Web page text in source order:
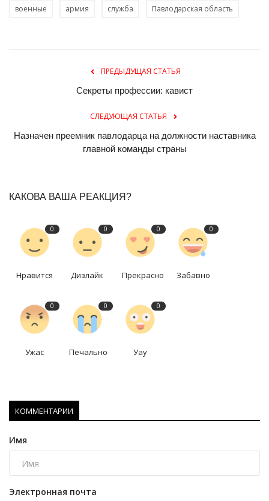
военные армия служба Павлодарская область
ПРЕДЫДУЩАЯ СТАТЬЯ
Секреты профессии: кавист
СЛЕДУЮЩАЯ СТАТЬЯ
Назначен преемник павлодарца на должности наставника
главной команды страны
КАКОВА ВАША РЕАКЦИЯ?
0
Нравится
0
Дизлайк
0
Прекрасно
0
Забавно
0
Ужас
0
Печально
0
Уау
КОММЕНТАРИИ
Имя
Электронная почта